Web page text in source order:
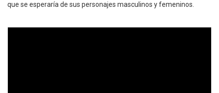
que se esperaría de sus personajes masculinos y femeninos.